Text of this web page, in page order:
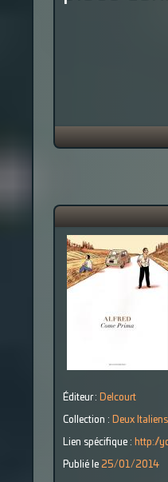
Éditeur : Delcourt
Collection : Deux Italiens
Lien spécifique : http://
Publié le 25/01/2014